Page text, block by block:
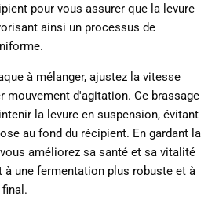
pour vous assurer que la levure
ainsi un processus de
à mélanger, ajustez la vitesse
mouvement d'agitation. Ce brassage
la levure en suspension, évitant
au fond du récipient. En gardant la
améliorez sa santé et sa vitalité
à une fermentation plus robuste et à